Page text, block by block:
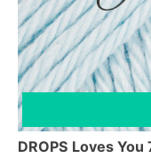
DROPS Loves